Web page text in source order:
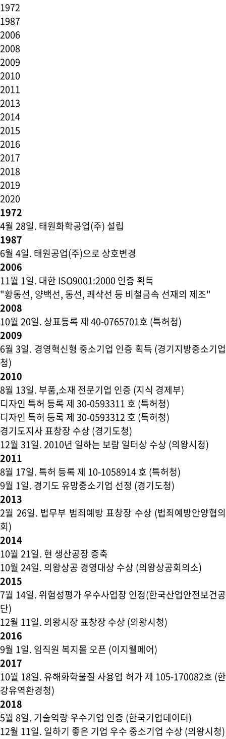
1972
1987
2006
2008
2009
2010
2011
2013
2014
2015
2016
2017
2018
2019
2020
1972
4월 28일. 태원화학공업(주) 설립
1987
6월 4일. 태원공업(주)으로 상호변경
2006
11월 1일. 대한 ISO9001:2000 인증 획득
"황동선, 양백선, 동선, 쾌삭선 등 비철금속 선재의 제조"
2008
10월 20일. 상표등록 제 40-0765701호 (특허청)
2009
6월 3일. 경영혁신형 중소기업 인증 획득 (경기지방중소기업
청)
2010
8월 13일. 부품,소재 전문기업 인증 (지식 경제부)
디자인 특허 등록 제 30-0593311 호 (특허청)
디자인 특허 등록 제 30-0593312 호 (특허청)
경기도지사 표창장 수상 (경기도청)
12월 31일. 2010년 일하는 보람 일터상 수상 (의왕시청)
2011
8월 17일. 특허 등록 제 10-1058914 호 (특허청)
9월 1일. 경기도 유망중소기업 선정 (경기도청)
2013
2월 26일. 법무부 범죄예방 표창장 수상 (법죄예방안양협의
회)
2014
10월 21일. 현 생산공장 증축
10월 24일. 의왕상공 경영대상 수상 (의왕상공회의소)
2015
7월 14일. 위험성평가 우수사업장 인정(한국산업안전보건공
단)
12월 11일. 의왕시장 표창장 수상 (의왕시청)
2016
9월 1일. 임직원 복지몰 오픈 (이지웰페어)
2017
10월 18일. 유해화학물질 사용업 허가 제 105-170082호 (한
강유역환경청)
2018
5월 8일. 기술역량 우수기업 인증 (한국기업데이터)
12월 11일. 일하기 좋은 기업 우수 중소기업 수상 (의왕시청)